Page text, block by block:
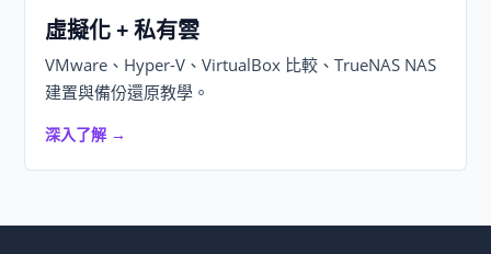
虛擬化 + 私有雲
VMware、Hyper-V、VirtualBox 比較、TrueNAS NAS
建置與備份還原教學。
深入了解 →